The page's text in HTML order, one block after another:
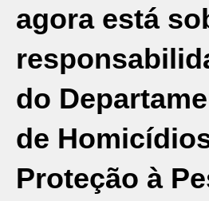
agora está
do
de
Proteção à